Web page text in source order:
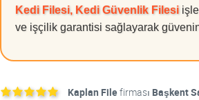
Kedi Filesi, Kedi Güvenlik Filesi
ve işçilik garantisi sağlayarak
Kaplan Filefirması Başkent